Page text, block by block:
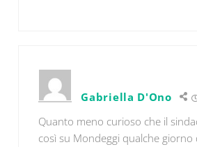
Gabriella D'Ono
Quanto meno curioso che il
così su Mondeggi qualche giorno